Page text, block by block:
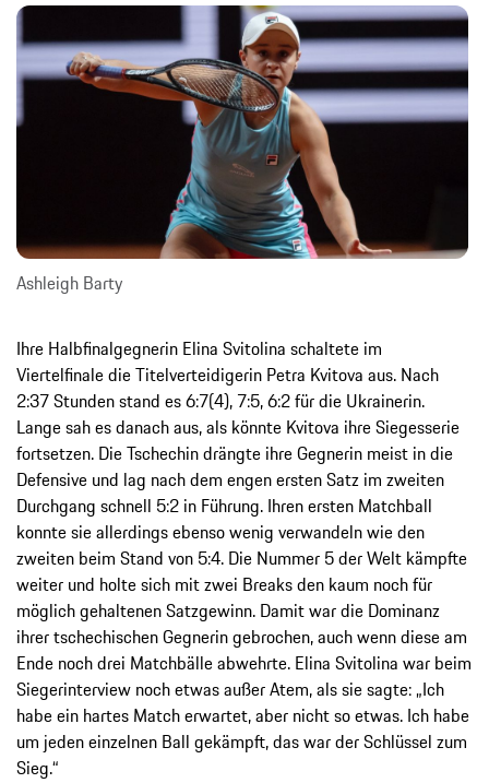
Ashleigh Barty
Ihre Halbfinalgegnerin Elina Svitolina schaltete im
Viertelfinale die Titelverteidigerin Petra Kvitova aus. Nach
2:37 Stunden stand es 6:7(4), 7:5, 6:2 für die Ukrainerin.
Lange sah es danach aus, als könnte Kvitova ihre Siegesserie
fortsetzen. Die Tschechin drängte ihre Gegnerin meist in die
Defensive und lag nach dem engen ersten Satz im zweiten
Durchgang schnell 5:2 in Führung. Ihren ersten Matchball
konnte sie allerdings ebenso wenig verwandeln wie den
zweiten beim Stand von 5:4. Die Nummer 5 der Welt kämpfte
weiter und holte sich mit zwei Breaks den kaum noch für
möglich gehaltenen Satzgewinn. Damit war die Dominanz
ihrer tschechischen Gegnerin gebrochen, auch wenn diese am
Ende noch drei Matchbälle abwehrte. Elina Svitolina war beim
Siegerinterview noch etwas außer Atem, als sie sagte: „Ich
habe ein hartes Match erwartet, aber nicht so etwas. Ich habe
um jeden einzelnen Ball gekämpft, das war der Schlüssel zum
Sieg.“